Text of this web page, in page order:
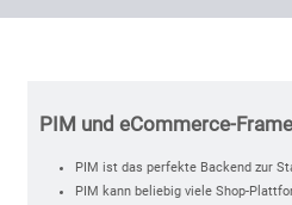
PIM und eCommerce-
PIM ist das perfekte Backend zur
PIM kann beliebig viele Shop-